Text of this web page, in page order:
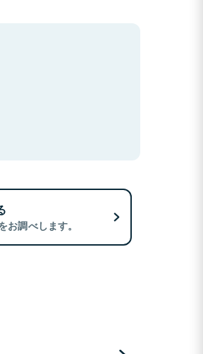
調べします。